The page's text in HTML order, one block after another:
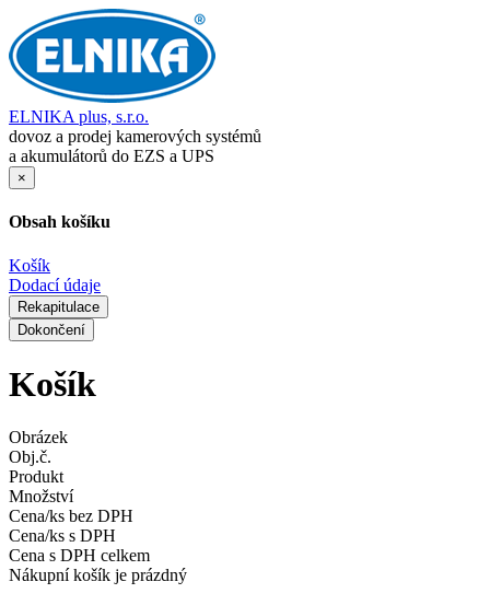
ELNIKA plus, s.r.o.
dovoz a prodej kamerových systémů
a akumulátorů do EZS a UPS
×
Obsah košíku
Košík
Dodací údaje
Rekapitulace
Dokončení
Košík
Obrázek
Obj.č.
Produkt
Množství
Cena/ks bez DPH
Cena/ks s DPH
Cena s DPH celkem
Nákupní košík je prázdný